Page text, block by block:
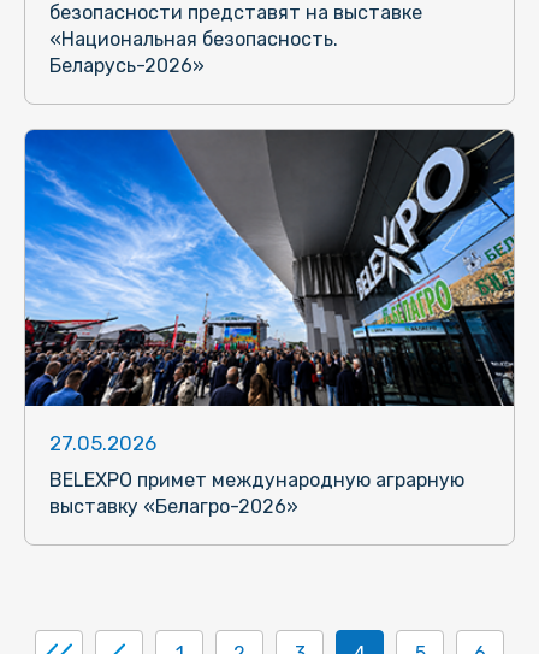
безопасности представят на выставке
«Национальная безопасность.
Беларусь-2026»
27.05.2026
BELEXPO примет международную аграрную
выставку «Белагро-2026»